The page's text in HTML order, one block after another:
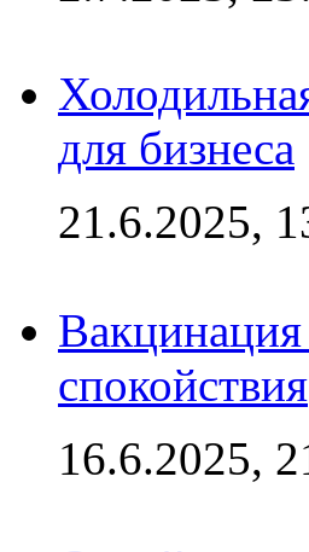
для бизнеса
21.6.2025,
спокойствия
16.6.2025,